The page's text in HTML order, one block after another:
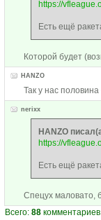
https://
Есть ещё
Которой будет
HANZO
Так у нас
nerixx
HANZO
https://
Есть ещё
Спецух маловато,
Всего: 88